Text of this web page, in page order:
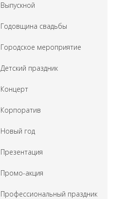
Выпускной
Годовщина свадьбы
Городское мероприятие
Детский праздник
Концерт
Корпоратив
Новый год
Презентация
Промо-акция
Профессиональный праздник